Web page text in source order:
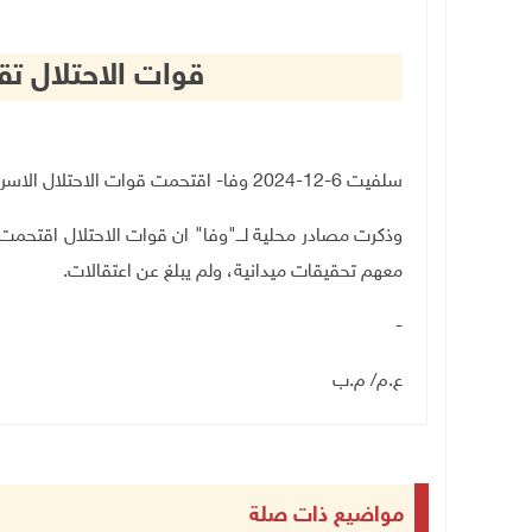
قوات الاحتلال
سلفيت 6-12-2024 وفا- اقتحمت قوات الاحتلال الاسرائيلي، فجر اليوم الجمعة، بلدة قراوة بني حسان غرب سلفيت
وذكرت مصادر محلية لـــ"وفا" ان قوات الاحتلال
معهم تحقيقات ميدانية، ولم يبلغ عن اعتقالات.
-
ع.م/ م.ب
مواضيع ذات صلة